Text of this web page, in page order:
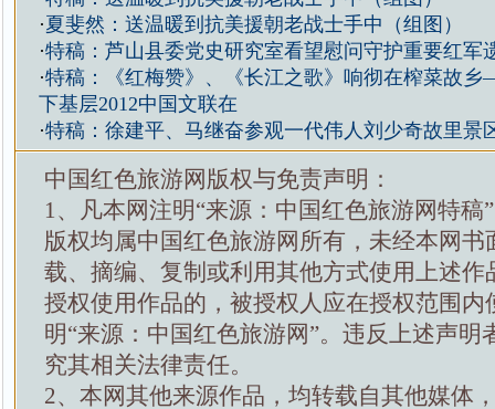
·夏斐然：送温暖到抗美援朝老战士手中（组图）
·特稿：芦山县委党史研究室看望慰问守护重要红军
·特稿：《红梅赞》、《长江之歌》响彻在榨菜故
下基层2012中国文联在
·特稿：徐建平、马继奋参观一代伟人刘少奇故里景
中国红色旅游网版权与免责声明：
1、凡本网注明“来源：中国红色旅游网特稿
版权均属中国红色旅游网所有，未经本网书
载、摘编、复制或利用其他方式使用上述作
授权使用作品的，被授权人应在授权范围内
明“来源：中国红色旅游网”。违反上述声明
究其相关法律责任。
2、本网其他来源作品，均转载自其他媒体